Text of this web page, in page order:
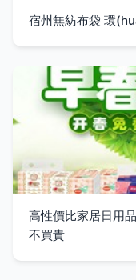
宿州無紡布袋 環
高性價比家居日用
不買貴